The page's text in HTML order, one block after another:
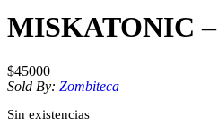
MISKATONIC
$45000
Sold By: Zombiteca
Sin existencias